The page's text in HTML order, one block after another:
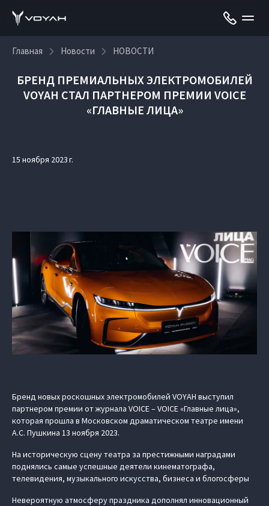
Главная Новости НОВОСТИ
БРЕНД ПРЕМИАЛЬНЫХ ЭЛЕКТРОМОБИЛЕЙ
VOYAH СТАЛ ПАРТНЕРОМ ПРЕМИИ VOICE
«ГЛАВНЫЕ ЛИЦА»
15 ноября 2023 г.
Бренд новых роскошных электромобилей VOYAH выступил
партнером премии от журнала VOICE – VOICE «Главные лица»,
которая прошла в Московском драматическом театре имени
А.С. Пушкина 13 ноября 2023.
На историческую сцену театра за престижными наградами
поднялись самые успешные деятели кинематографа,
телевидения, музыкального искусства, бизнеса и блогосферы
Невероятную атмосферу праздника дополнял инновационный